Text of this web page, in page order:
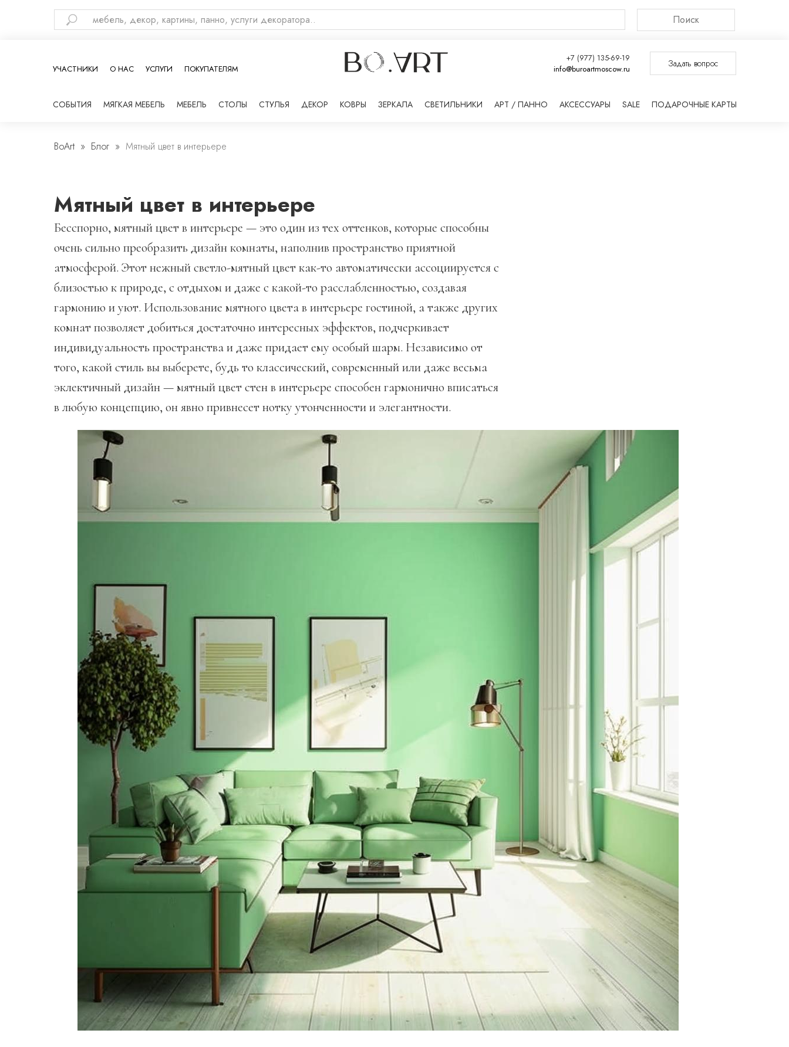
Поиск
УЧАСТНИКИ О НАС УСЛУГИ ПОКУПАТЕЛЯМ
+7 (977) 135-69-19
info@buroartmoscow.ru
Задать вопрос
СОБЫТИЯ МЯГКАЯ МЕБЕЛЬ МЕБЕЛЬ СТОЛЫ СТУЛЬЯ ДЕКОР КОВРЫ ЗЕРКАЛА СВЕТИЛЬНИКИ АРТ / ПАННО АКСЕССУАРЫ SALE ПОДАРОЧНЫЕ КАРТЫ
BoArt Блог Мятный цвет в интерьере
Мятный цвет в интерьере
Бесспорно, мятный цвет в интерьере — это один из тех оттенков, которые способны
очень сильно преобразить дизайн комнаты, наполнив пространство приятной
атмосферой. Этот нежный светло-мятный цвет как-то автоматически ассоциируется с
близостью к природе, с отдыхом и даже с какой-то расслабленностью, создавая
гармонию и уют. Использование мятного цвета в интерьере гостиной, а также других
комнат позволяет добиться достаточно интересных эффектов, подчеркивает
индивидуальность пространства и даже придает ему особый шарм. Независимо от
того, какой стиль вы выберете, будь то классический, современный или даже весьма
эклектичный дизайн — мятный цвет стен в интерьере способен гармонично вписаться
в любую концепцию, он явно привнесет нотку утонченности и элегантности.